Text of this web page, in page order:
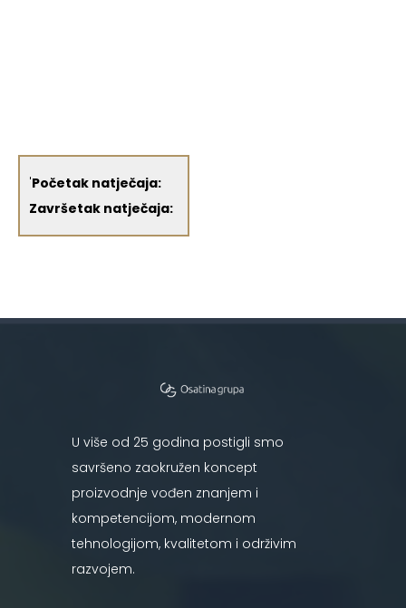
'Početak natječaja:
Završetak natječaja:
U više od 25 godina postigli smo
savršeno zaokružen koncept
proizvodnje vođen znanjem i
kompetencijom, modernom
tehnologijom, kvalitetom i održivim
razvojem.